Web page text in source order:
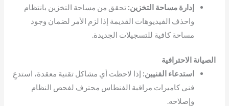
إدارة مساحة التخزين: تحقق من مساحة التخزين بانتظام
واحذف الفيديوهات القديمة إذا لزم الأمر لضمان وجود
مساحة كافية للتسجيلات الجديدة.
الصيانة الاحترافية
استدعاء الفنيين: إذا لاحظت أي مشاكل تقنية معقدة، استدعِ
فني كاميرات مراقبة الفنطاس محترف لفحص النظام
وإصلاحه.